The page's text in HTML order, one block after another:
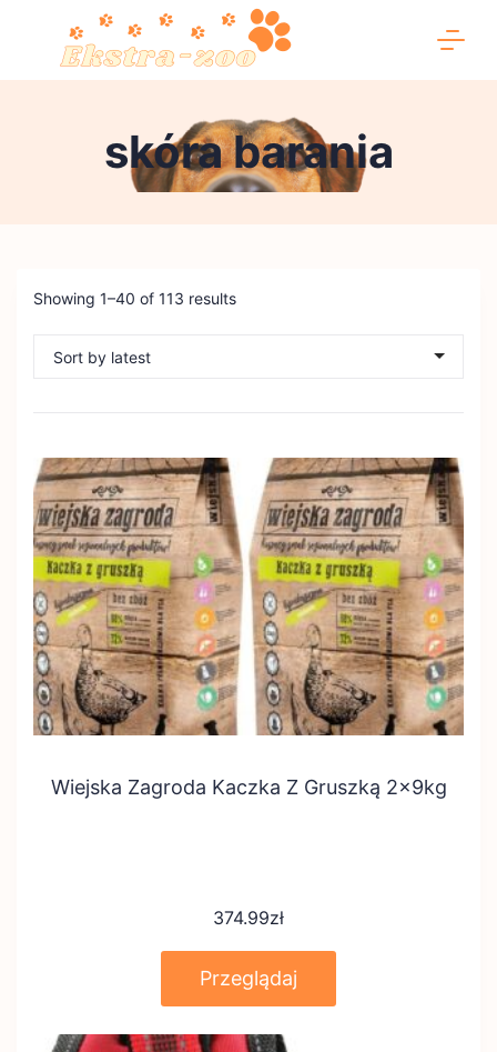
content
skóra barania
Showing 1–40 of 113 results
Wiejska Zagroda Kaczka Z Gruszką 2x9kg
374.99zł
Przeglądaj